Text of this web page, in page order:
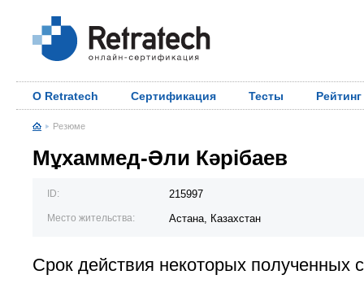
О Retratech Сертификация Тесты Рейтинг
Резюме
Мұхаммед-Әли Кәрібаев
ID: 215997
Место жительства: Астана, Казахстан
Срок действия некоторых полученных